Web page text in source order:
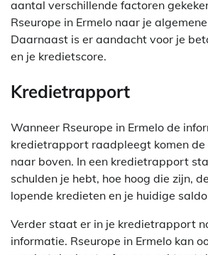
aantal verschillende factoren
Rseurope in Ermelo naar je
Daarnaast is er aandacht voor je
en je kredietscore.
Kredietrapport
Wanneer Rseurope in Ermelo de
kredietrapport raadpleegt komen de
naar boven. In een kredietrapport
schulden je hebt, hoe hoog die zijn,
lopende kredieten en je huidige
Verder staat er in je kredietrapport
informatie. Rseurope in Ermelo kan